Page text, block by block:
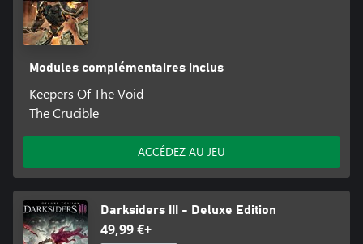
Modules complémentaires inclus
Keepers Of The Void
The Crucible
ACCÉDEZ AU JEU
Darksiders III - Deluxe Edition
49,99 €+